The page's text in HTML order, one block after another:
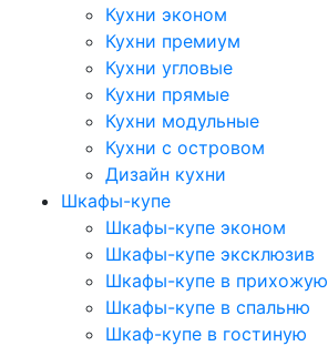
Кухни эконом
Кухни премиум
Кухни угловые
Кухни прямые
Кухни модульные
Кухни с островом
Дизайн кухни
Шкафы-купе
Шкафы-купе эконом
Шкафы-купе эксклюзив
Шкафы-купе в прихожую
Шкафы-купе в спальню
Шкаф-купе в гостиную